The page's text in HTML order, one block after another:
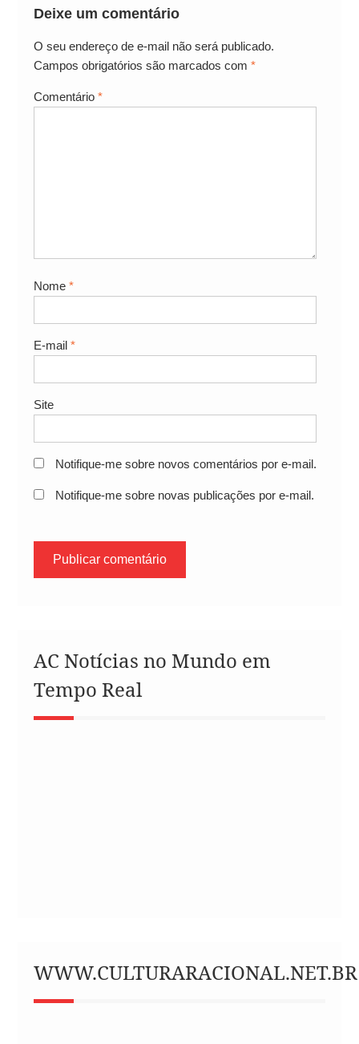
Deixe um comentário
O seu endereço de e-mail não será publicado.
Campos obrigatórios são marcados com *
Comentário *
Nome *
E-mail *
Site
Notifique-me sobre novos comentários por e-mail.
Notifique-me sobre novas publicações por e-mail.
AC Notícias no Mundo em
Tempo Real
WWW.CULTURARACIONAL.NET.BR